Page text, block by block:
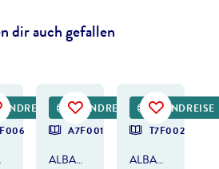
dir auch gefallen
RUNDREISE
A7F001
ALBANIEN, NORDMAZEDONIEN & KOSOVO
RUNDREISE
T7F002
ALBANIEN, NORDMAZEDONIEN & KOSOVO